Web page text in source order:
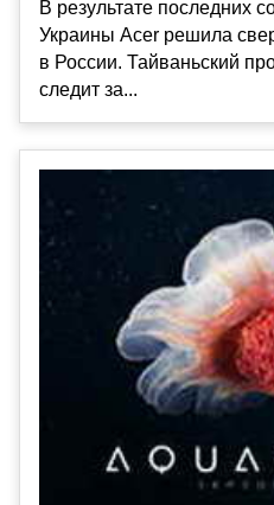
В результате последних
Украины Acer решила
в России. Тайваньский
следит за...